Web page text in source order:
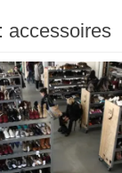
accessoires